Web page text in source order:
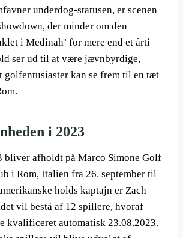
underdog-statusen, er scenen
der minder om den
i Medinah’ for mere end et årti
ser ud til at være jævnbyrdige,
golfentusiaster kan se frem til en tæt
i 2023
bliver afholdt på Marco Simone Golf
i Rom, Italien fra 26. september til
holds kaptajn er Zach
vil bestå af 12 spillere, hvoraf
kvalificeret automatisk 23.08.2023.